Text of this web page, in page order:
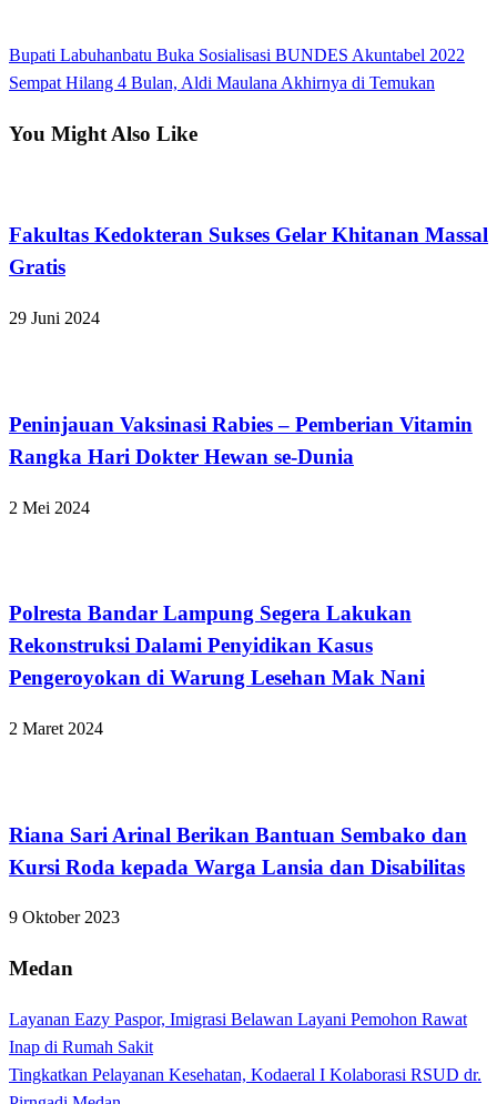
Navigasi
Previous
Post
Bupati Labuhanbatu Buka Sosialisasi BUNDES Akuntabel 2022
Next
Sempat Hilang 4 Bulan, Aldi Maulana Akhirnya di Temukan
You Might Also Like
Fakultas Kedokteran Sukses Gelar Khitanan Massal
Gratis
29 Juni 2024
Peninjauan Vaksinasi Rabies – Pemberian Vitamin
Rangka Hari Dokter Hewan se-Dunia
2 Mei 2024
Polresta Bandar Lampung Segera Lakukan
Rekonstruksi Dalami Penyidikan Kasus
Pengeroyokan di Warung Lesehan Mak Nani
2 Maret 2024
Riana Sari Arinal Berikan Bantuan Sembako dan
Kursi Roda kepada Warga Lansia dan Disabilitas
9 Oktober 2023
Medan
Layanan Eazy Paspor, Imigrasi Belawan Layani Pemohon Rawat
Inap di Rumah Sakit
Tingkatkan Pelayanan Kesehatan, Kodaeral I Kolaborasi RSUD dr.